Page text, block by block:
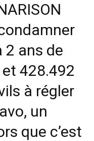
2 ans de
428.492
à régler
un
que c’est